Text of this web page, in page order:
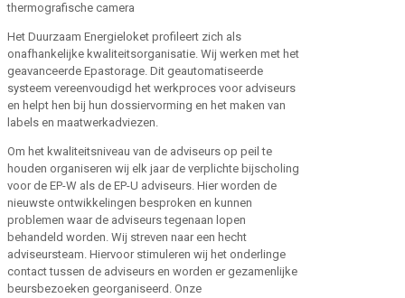
thermografische camera
Het Duurzaam Energieloket profileert zich als
onafhankelijke kwaliteitsorganisatie. Wij werken met het
geavanceerde Epastorage. Dit geautomatiseerde
systeem vereenvoudigd het werkproces voor adviseurs
en helpt hen bij hun dossiervorming en het maken van
labels en maatwerkadviezen.
Om het kwaliteitsniveau van de adviseurs op peil te
houden organiseren wij elk jaar de verplichte bijscholing
voor de EP-W als de EP-U adviseurs. Hier worden de
nieuwste ontwikkelingen besproken en kunnen
problemen waar de adviseurs tegenaan lopen
behandeld worden. Wij streven naar een hecht
adviseursteam. Hiervoor stimuleren wij het onderlinge
contact tussen de adviseurs en worden er gezamenlijke
beursbezoeken georganiseerd. Onze